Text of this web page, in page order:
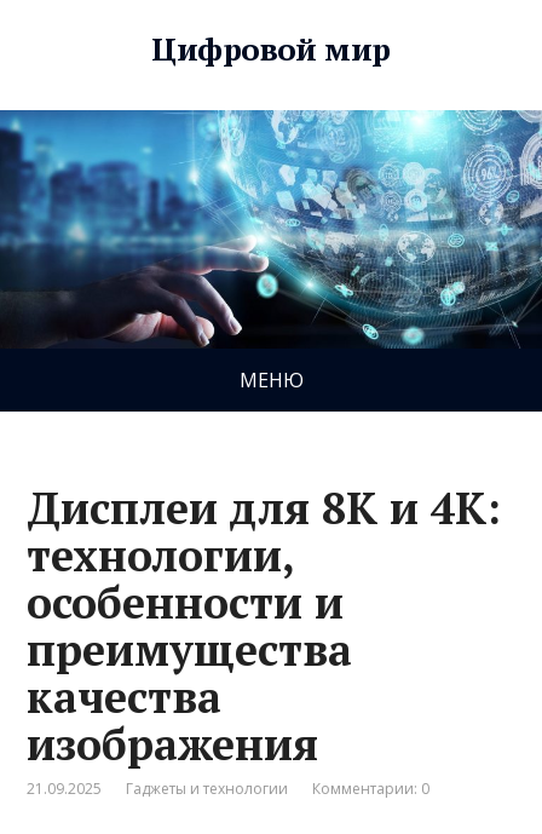
Цифровой мир
МЕНЮ
Дисплеи для 8K и 4K:
технологии,
особенности и
преимущества
качества
изображения
21.09.2025 Гаджеты и технологии Комментарии: 0